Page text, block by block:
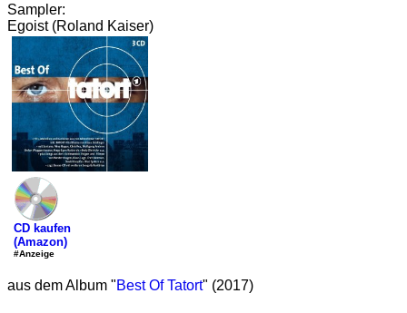
Sampler:
Egoist (Roland Kaiser)
CD kaufen
(Amazon)
#Anzeige
aus dem Album "Best Of Tatort" (2017)